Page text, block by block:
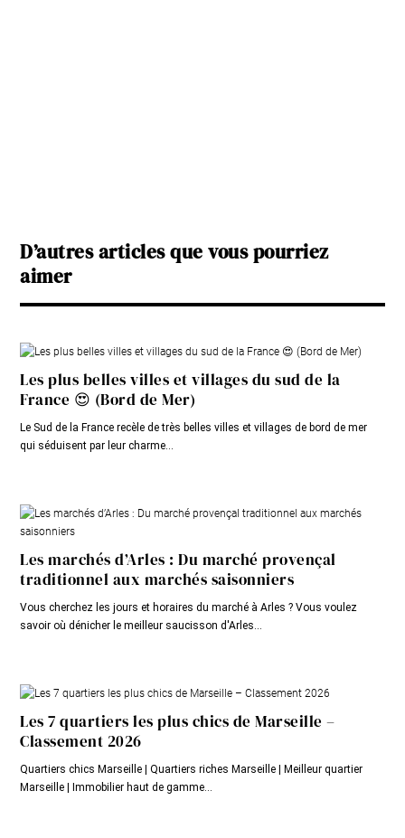
D’autres articles que vous pourriez
aimer
Les plus belles villes et villages du sud de la
France 😍 (Bord de Mer)
Le Sud de la France recèle de très belles villes et villages de bord de mer
qui séduisent par leur charme...
Les marchés d’Arles : Du marché provençal
traditionnel aux marchés saisonniers
Vous cherchez les jours et horaires du marché à Arles ? Vous voulez
savoir où dénicher le meilleur saucisson d'Arles...
Les 7 quartiers les plus chics de Marseille –
Classement 2026
Quartiers chics Marseille | Quartiers riches Marseille | Meilleur quartier
Marseille | Immobilier haut de gamme...